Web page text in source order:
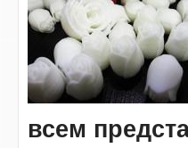
всем